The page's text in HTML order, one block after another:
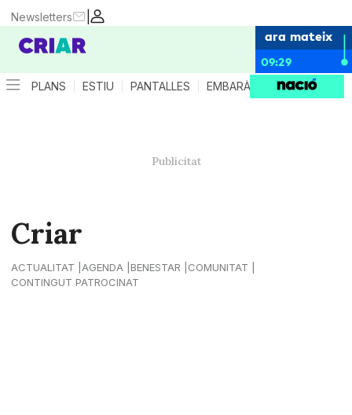
|
Newsletters
ara mateix
09:29
PLANS ESTIU PANTALLES EMBARÀS CRIANÇA
Criar
ACTUALITAT AGENDA BENESTAR
COMUNITAT
CONTINGUT PATROCINAT